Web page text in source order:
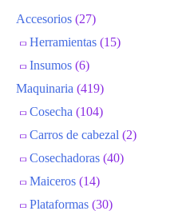
Accesorios (27)
Herramientas (15)
Insumos (6)
Maquinaria (419)
Cosecha (104)
Carros de cabezal (2)
Cosechadoras (40)
Maiceros (14)
Plataformas (30)